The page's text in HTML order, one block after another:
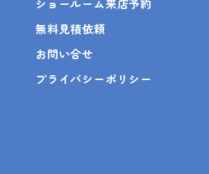
ショールーム来店予約
無料見積依頼
お問い合せ
プライバシーポリシー